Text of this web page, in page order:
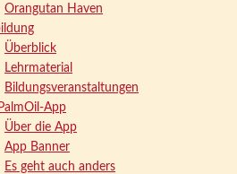
Orangutan Haven
Überblick
Lehrmaterial
Bildungsveranstaltungen
App
Über die App
App Banner
Es geht auch anders